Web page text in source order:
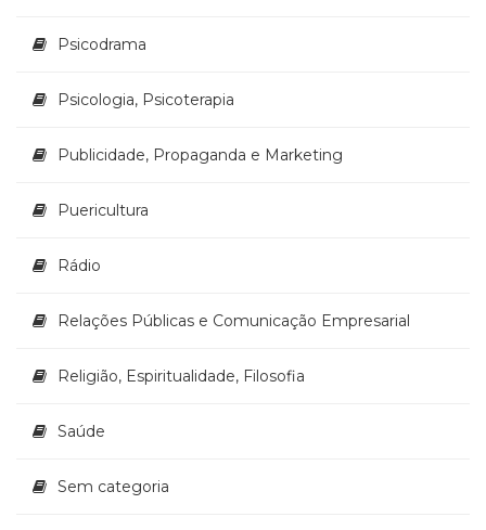
Psicodrama
Psicologia, Psicoterapia
Publicidade, Propaganda e Marketing
Puericultura
Rádio
Relações Públicas e Comunicação Empresarial
Religião, Espiritualidade, Filosofia
Saúde
Sem categoria